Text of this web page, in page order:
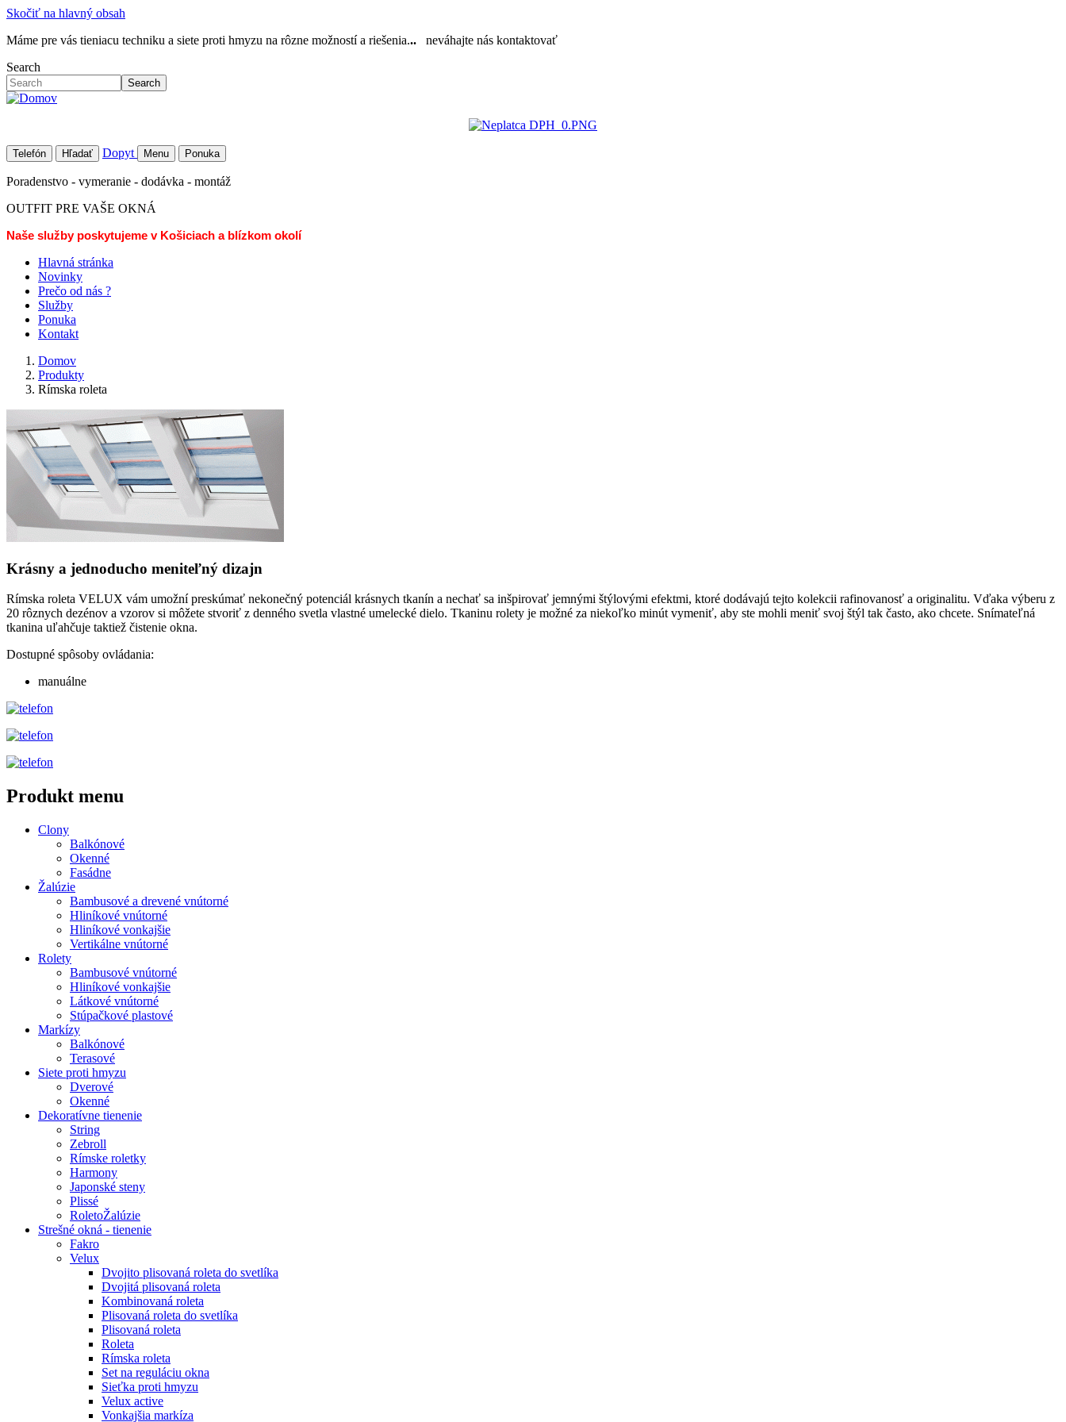
Skočiť na hlavný obsah
Máme pre vás tieniacu techniku a siete proti hmyzu na rôzne možností a riešenia...
neváhajte nás kontaktovať
Search
Search
Telefón Hľadať Dopyt Menu Ponuka
Poradenstvo - vymeranie - dodávka - montáž
OUTFIT PRE VAŠE OKNÁ
Naše služby poskytujeme v Košiciach a blízkom okolí
Hlavná stránka
Novinky
Prečo od nás ?
Služby
Ponuka
Kontakt
Domov
Produkty
Rímska roleta
Krásny a jednoducho meniteľný dizajn
Rímska roleta VELUX vám umožní preskúmať nekonečný potenciál krásnych tkanín a nechať sa inšpirovať jemnými štýlovými efektmi, ktoré dodávajú tejto kolekcii rafinovanosť a originalitu. Vďaka výberu z
20 rôznych dezénov a vzorov si môžete stvoriť z denného svetla vlastné umelecké dielo. Tkaninu rolety je možné za niekoľko minút vymeniť, aby ste mohli meniť svoj štýl tak často, ako chcete. Snímateľná
tkanina uľahčuje taktiež čistenie okna.
Dostupné spôsoby ovládania:
manuálne
Produkt menu
Clony
Balkónové
Okenné
Fasádne
Žalúzie
Bambusové a drevené vnútorné
Hliníkové vnútorné
Hliníkové vonkajšie
Vertikálne vnútorné
Rolety
Bambusové vnútorné
Hliníkové vonkajšie
Látkové vnútorné
Stúpačkové plastové
Markízy
Balkónové
Terasové
Siete proti hmyzu
Dverové
Okenné
Dekoratívne tienenie
String
Zebroll
Rímske roletky
Harmony
Japonské steny
Plissé
RoletoŽalúzie
Strešné okná - tienenie
Fakro
Velux
Dvojito plisovaná roleta do svetlíka
Dvojitá plisovaná roleta
Kombinovaná roleta
Plisovaná roleta do svetlíka
Plisovaná roleta
Roleta
Rímska roleta
Set na reguláciu okna
Sieťka proti hmyzu
Velux active
Vonkajšia markíza